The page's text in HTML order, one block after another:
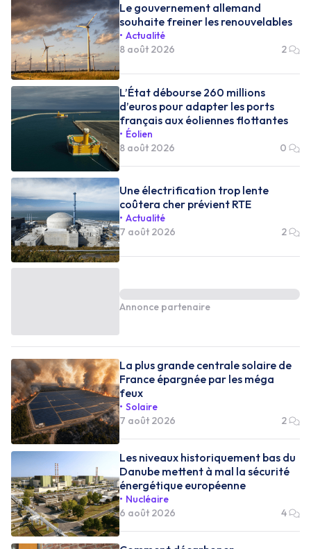
Le gouvernement allemand
souhaite freiner les renouvelables
Actualité
8 août 2026
2
L’État débourse 260 millions
d’euros pour adapter les ports
français aux éoliennes flottantes
Éolien
8 août 2026
0
Une électrification trop lente
coûtera cher prévient RTE
Actualité
7 août 2026
2
Annonce partenaire
La plus grande centrale solaire de
France épargnée par les méga
feux
Solaire
7 août 2026
2
Les niveaux historiquement bas du
Danube mettent à mal la sécurité
énergétique européenne
Nucléaire
6 août 2026
4